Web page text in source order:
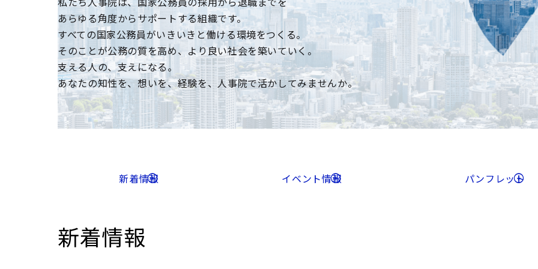
あらゆる角度からサポートする組織です。
すべての国家公務員がいきいきと働ける環境をつくる。
そのことが公務の質を高め、より良い社会を築いていく。
支える人の、支えになる。
あなたの知性を、想いを、経験を、人事院で活かしてみませんか。
新着情報 イベント情報 パンフレット
新着情報